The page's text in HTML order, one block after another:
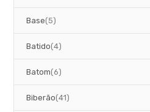
Base 5
artigos
Batido 4
artigos
Batom 6
artigos
Biberão 41
artigos